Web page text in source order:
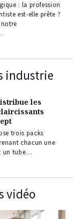
: la profession
est-elle prête ?
notre
industrie
les
trois packs
chacun une
un tube…
vidéo